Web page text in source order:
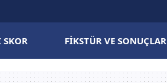
SKOR FIKSTÜR VE SONUÇLAR